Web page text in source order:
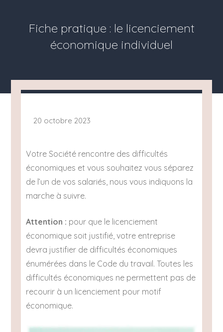
Fiche pratique : le licenciement
économique individuel
20 octobre 2023
Votre Société rencontre des difficultés
économiques et vous souhaitez vous séparez
de l’un de vos salariés, nous vous indiquons la
marche à suivre.
Attention : pour que le licenciement
économique soit justifié, votre entreprise
devra justifier de difficultés économiques
énumérées dans le Code du travail. Toutes les
difficultés économiques ne permettent pas de
recourir à un licenciement pour motif
économique.